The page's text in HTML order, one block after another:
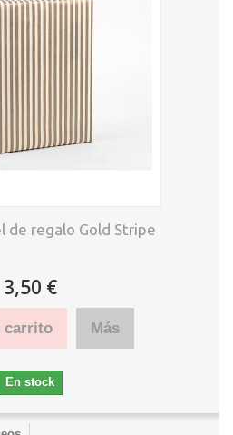
de regalo Gold Stripe
3,50 €
carrito Más
En stock